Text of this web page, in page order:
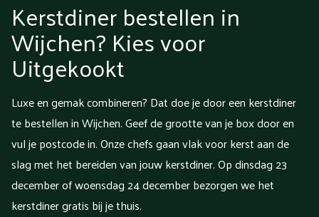
Kerstdiner bestellen in
Wijchen? Kies voor
Uitgekookt
Luxe en gemak combineren? Dat doe je door een kerstdiner
te bestellen in Wijchen. Geef de grootte van je box door en
vul je postcode in. Onze chefs gaan vlak voor kerst aan de
slag met het bereiden van jouw kerstdiner. Op dinsdag 23
december of woensdag 24 december bezorgen we het
kerstdiner gratis bij je thuis.